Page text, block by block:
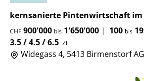
kernsanierte Pintenwirtschaft
CHF 900'000 bis 1'650'000 | 100 bis
3.5 / 4.5 / 6.5 Zi
Widegass 4, 5413 Birmenstorf AG